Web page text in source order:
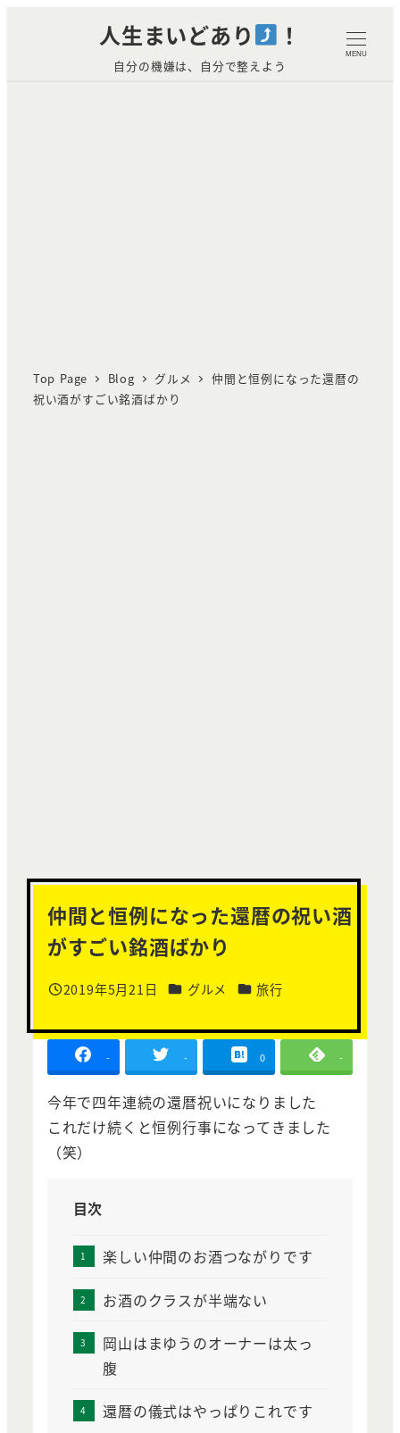
人生まいどあり ！
自分の機嫌は、自分で整えよう
MENU
Top Page Blog グルメ
仲間と恒例になった還暦の
祝い酒がすごい銘酒ばかり
仲間と恒例になった還暦の祝い酒
がすごい銘酒ばかり
投稿日
2019年5月21日 カテゴリー
グルメ カテゴリー
旅行
- - 0 -
今年で四年連続の還暦祝いになりました
これだけ続くと恒例行事になってきました
（笑）
目次
楽しい仲間のお酒つながりです
お酒のクラスが半端ない
岡山はまゆうのオーナーは太っ
腹
還暦の儀式はやっぱりこれです